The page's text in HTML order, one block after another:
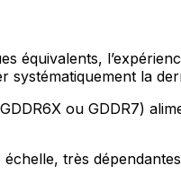
équivalents,
systématiquement la
ou GDDR7)
très